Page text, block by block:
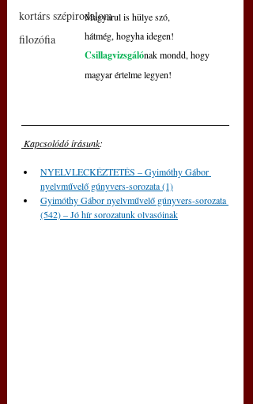
kortárs szépirodalom
filozófia
Magyarul is hülye szó,
hátmég, hogyha idegen!
Csillagvizsgálónak mondd, hogy
magyar értelme legyen!
Kapcsolódó írásunk:
NYELVLECKÉZTETÉS – Gyimóthy Gábor
nyelvművelő gúnyvers-sorozata (1)
Gyimóthy Gábor nyelvművelő gúnyvers-sorozata
(542) – Jó hír sorozatunk olvasóinak